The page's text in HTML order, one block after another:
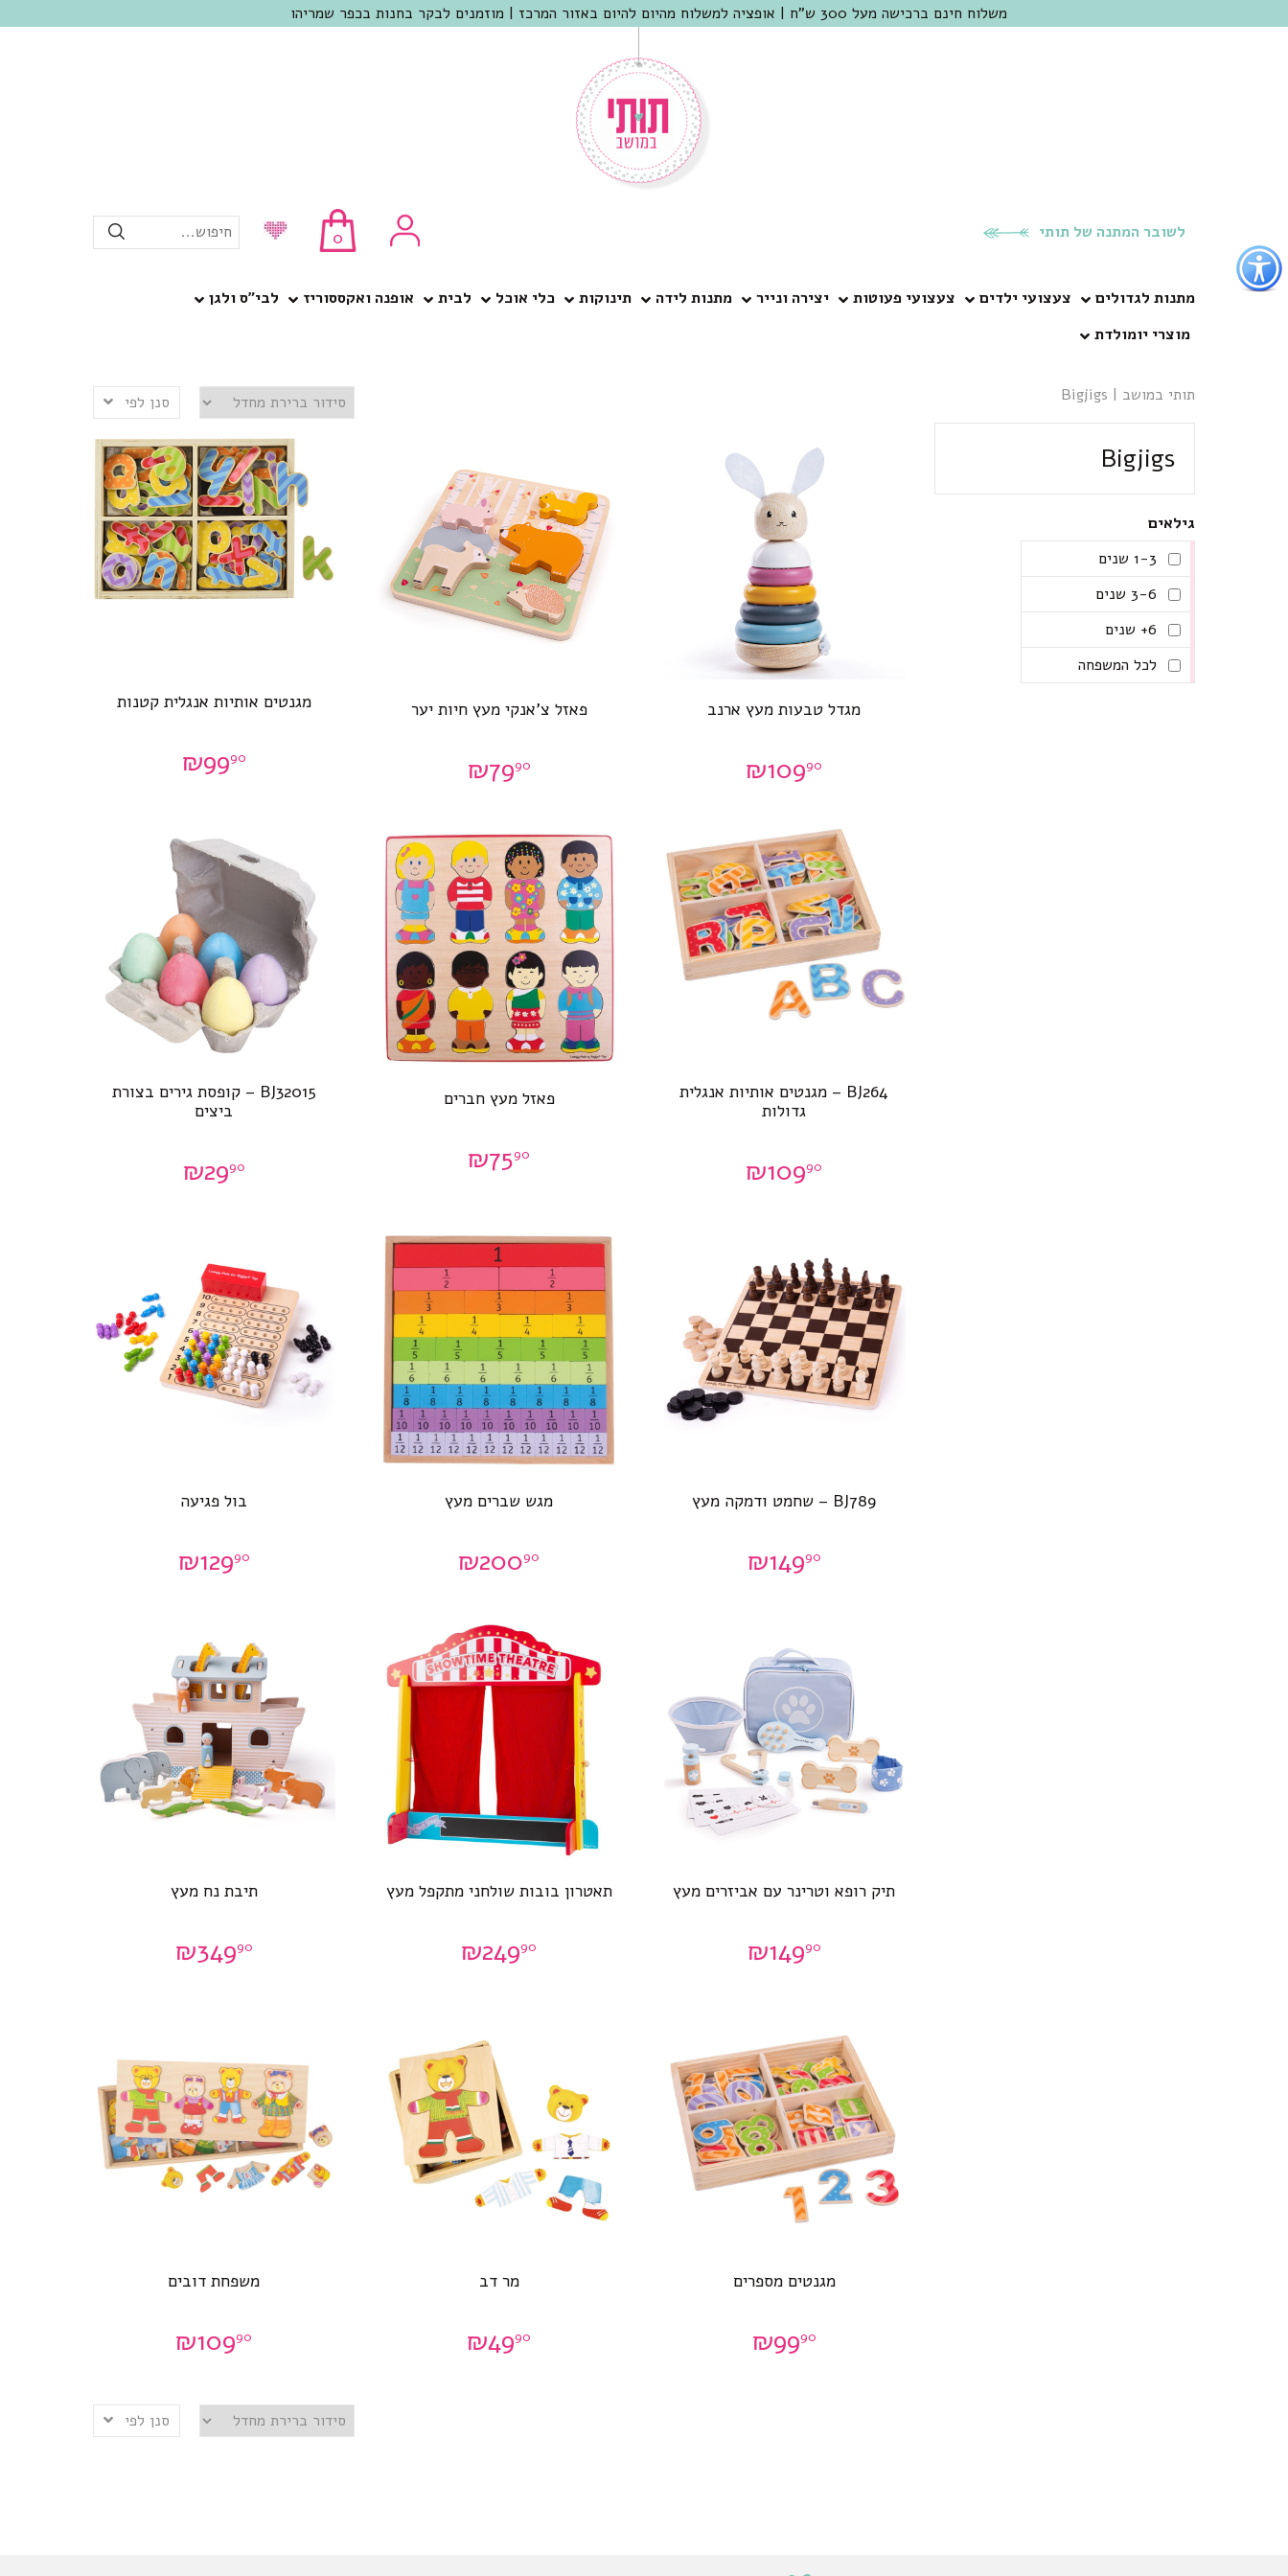
כפתור
לפתיחת
תפריט
נגישות
משלוח חינם ברכישה מעל 300 ש"ח | אופציה למשלוח מהיום להיום באזור המרכז | מוזמנים לבקר בחנות בכפר שמריהו
לשובר המתנה של תותי 0 חיפוש...
מתנות לגדולים צעצועי ילדים צעצועי פעוטות יצירה ונייר מתנות לידה תינוקות כלי אוכל לבית אופנה ואקססוריז
לבי”ס ולגן
מוצרי יומולדת
תותי במושב |
Bigjigs
Bigjigs
גילאים
1-3 שנים
3-6 שנים
6+ שנים
לכל המשפחה
סנן לפי
מגדל טבעות מעץ ארנב
₪10990
פאזל צ’אנקי מעץ חיות יער
₪7990
מגנטים אותיות אנגלית קטנות
₪9990
BJ264 – מגנטים אותיות אנגלית
גדולות
₪10990
פאזל מעץ חברים
₪7590
BJ32015 – קופסת גירים בצורת
ביצים
₪2990
BJ789 – שחמט ודמקה מעץ
₪14990
מגש שברים מעץ
₪20090
בול פגיעה
₪12990
תיק רופא וטרינר עם אביזרים מעץ
₪14990
תאטרון בובות שולחני מתקפל מעץ
₪24990
תיבת נח מעץ
₪34990
מגנטים מספרים
₪9990
מר דב
₪4990
משפחת דובים
₪10990
סנן לפי